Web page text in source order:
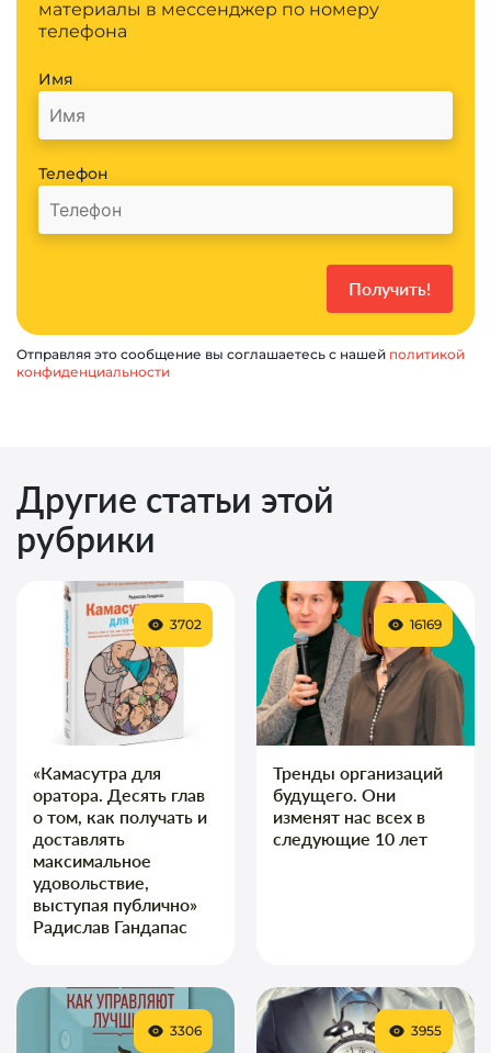
материалы в мессенджер по номеру
телефона
Имя
Телефон
Отправляя это сообщение вы соглашаетесь с нашей политикой
конфиденциальности
Другие статьи этой
рубрики
«Камасутра для
оратора. Десять глав
о том, как получать и
доставлять
максимальное
удовольствие,
выступая публично»
Радислав Гандапас
3702
Тренды организаций
будущего. Они
изменят нас всех в
следующие 10 лет
16169
3306 3955